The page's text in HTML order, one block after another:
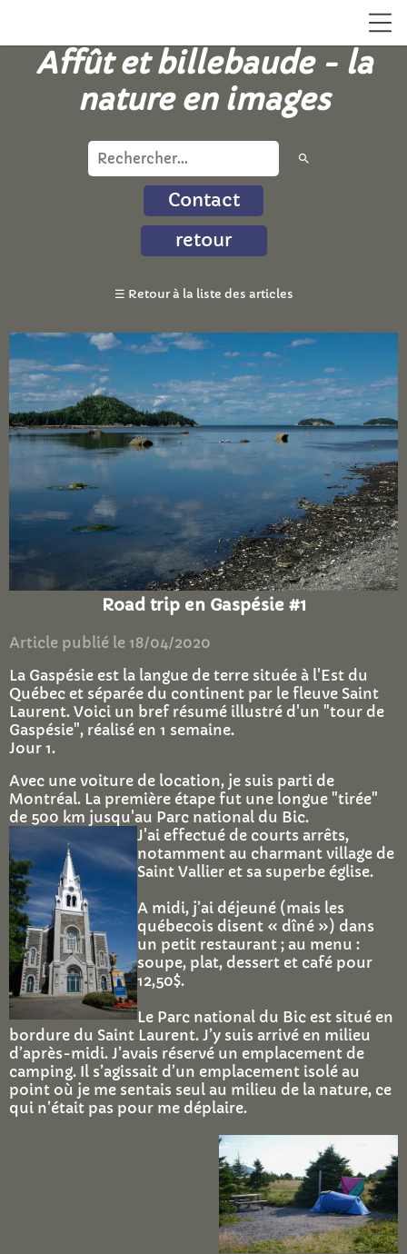
Affût et billebaude - la
nature en images
search
Contact
retour
☰ Retour à la liste des articles
Road trip en Gaspésie #1
Article publié le 18/04/2020
La Gaspésie est la langue de terre située à l'Est du
Québec et séparée du continent par le fleuve Saint
Laurent. Voici un bref résumé illustré d'un "tour de
Gaspésie", réalisé en 1 semaine.
Jour 1.
Avec une voiture de location, je suis parti de
Montréal. La première étape fut une longue "tirée"
de 500 km jusqu'au Parc national du Bic.
J'ai effectué de courts arrêts,
notamment au charmant village de
Saint Vallier et sa superbe église.
A midi, j’ai déjeuné (mais les
québecois disent « dîné ») dans
un petit restaurant ; au menu :
soupe, plat, dessert et café pour
12,50$.
Le Parc national du Bic est situé en
bordure du Saint Laurent. J’y suis arrivé en milieu
d’après-midi. J’avais réservé un emplacement de
camping. Il s’agissait d’un emplacement isolé au
point où je me sentais seul au milieu de la nature, ce
qui n’était pas pour me déplaire.